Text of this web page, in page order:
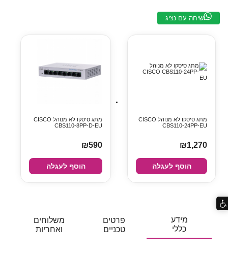
שיחה עם נציג
מתג סיסקו לא מנוהל CISCO
CBS110-24PP-EU
₪1,270
הוסף לעגלה
מתג סיסקו לא מנוהל CISCO
CBS110-8PP-D-EU
₪590
הוסף לעגלה
מידע
כללי
פרטים
טכניים
משלוחים
ואחריות